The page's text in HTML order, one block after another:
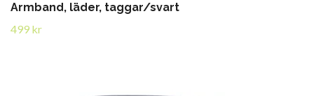
Armband, läder, taggar/svart
499 kr